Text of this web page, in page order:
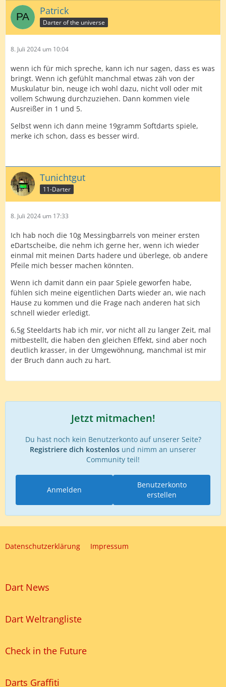
Patrick
Darter of the universe
8. Juli 2024 um 10:04
wenn ich für mich spreche, kann ich nur sagen, dass es was
bringt. Wenn ich gefühlt manchmal etwas zäh von der
Muskulatur bin, neuge ich wohl dazu, nicht voll oder mit
vollem Schwung durchzuziehen. Dann kommen viele
Ausreißer in 1 und 5.
Selbst wenn ich dann meine 19gramm Softdarts spiele,
merke ich schon, dass es besser wird.
Tunichtgut
11-Darter
8. Juli 2024 um 17:33
Ich hab noch die 10g Messingbarrels von meiner ersten
eDartscheibe, die nehm ich gerne her, wenn ich wieder
einmal mit meinen Darts hadere und überlege, ob andere
Pfeile mich besser machen könnten.
Wenn ich damit dann ein paar Spiele geworfen habe,
fühlen sich meine eigentlichen Darts wieder an, wie nach
Hause zu kommen und die Frage nach anderen hat sich
schnell wieder erledigt.
6,5g Steeldarts hab ich mir, vor nicht all zu langer Zeit, mal
mitbestellt, die haben den gleichen Effekt, sind aber noch
deutlich krasser, in der Umgewöhnung, manchmal ist mir
der Bruch dann auch zu hart.
Jetzt mitmachen!
Du hast noch kein Benutzerkonto auf unserer Seite?
Registriere dich kostenlos und nimm an unserer
Community teil!
Benutzerkonto
erstellen
Anmelden
Datenschutzerklärung Impressum
Dart News
Dart Weltrangliste
Check in the Future
Darts Graffiti